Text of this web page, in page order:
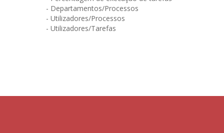
- Departamentos/Processos
- Utilizadores/Processos
- Utilizadores/Tarefas